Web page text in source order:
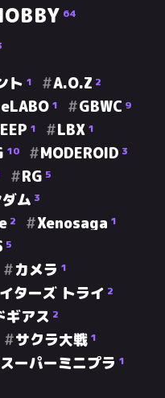
64
ト 1 A.O.Z 2
1 GBWC 9
1 LBX 1
10 MODEROID 3
RG 5
ム 3
2 Xenosaga 1
5
カメラ 1
ターズ トライ 2
ギアス 2
サクラ大戦 1
スーパーミニプラ 1